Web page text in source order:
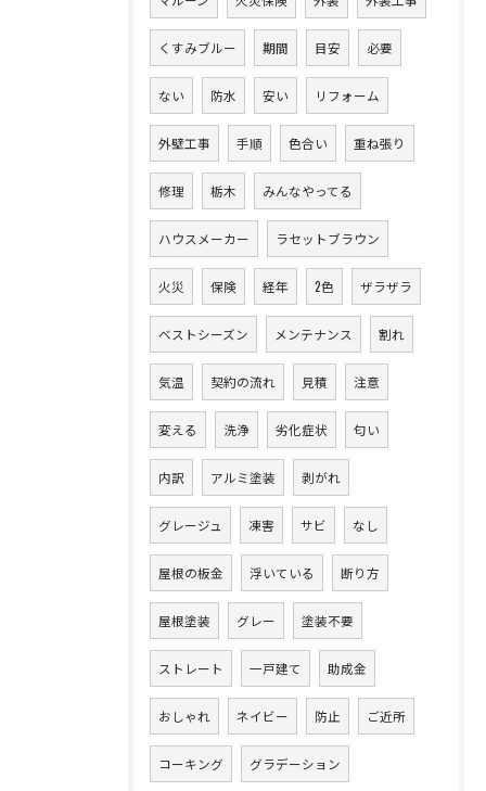
くすみブルー 期間 目安 必要
ない 防水 安い リフォーム
外壁工事 手順 色合い 重ね張り
修理 栃木 みんなやってる
ハウスメーカー ラセットブラウン
火災 保険 経年 2色 ザラザラ
ベストシーズン メンテナンス 割れ
気温 契約の流れ 見積 注意
変える 洗浄 劣化症状 匂い
内訳 アルミ塗装 剥がれ
グレージュ 凍害 サビ なし
屋根の板金 浮いている 断り方
屋根塗装 グレー 塗装不要
ストレート 一戸建て 助成金
おしゃれ ネイビー 防止 ご近所
コーキング グラデーション